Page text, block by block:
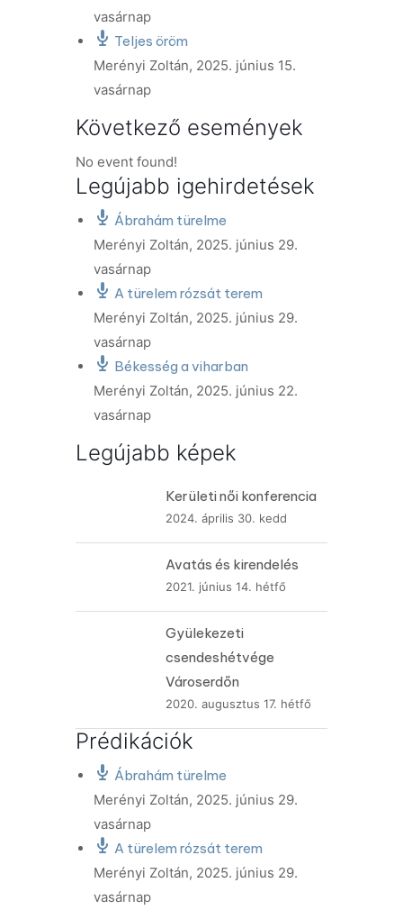
vasárnap
Teljes öröm
Merényi Zoltán, 2025. június 15.
vasárnap
Következő események
No event found!
Legújabb igehirdetések
Ábrahám türelme
Merényi Zoltán, 2025. június 29.
vasárnap
A türelem rózsát terem
Merényi Zoltán, 2025. június 29.
vasárnap
Békesség a viharban
Merényi Zoltán, 2025. június 22.
vasárnap
Legújabb képek
Kerületi női konferencia
2024. április 30. kedd
Avatás és kirendelés
2021. június 14. hétfő
Gyülekezeti
csendeshétvége
Városerdőn
2020. augusztus 17. hétfő
Prédikációk
Ábrahám türelme
Merényi Zoltán, 2025. június 29.
vasárnap
A türelem rózsát terem
Merényi Zoltán, 2025. június 29.
vasárnap